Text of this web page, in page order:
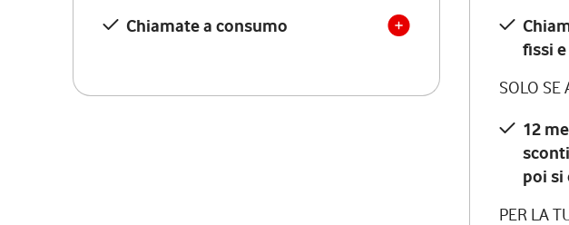
Chiamate a consumo
fissi
SOLO SE
12
poi si
PER LA